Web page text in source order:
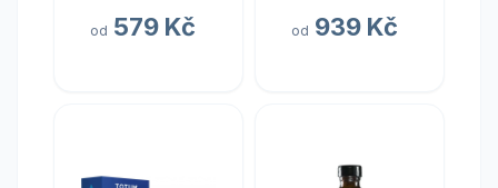
elektrolyty, 118
od 579 Kč
elektrolyty v
od 939 Kč